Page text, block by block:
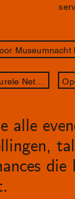
Museumnacht
alle
die